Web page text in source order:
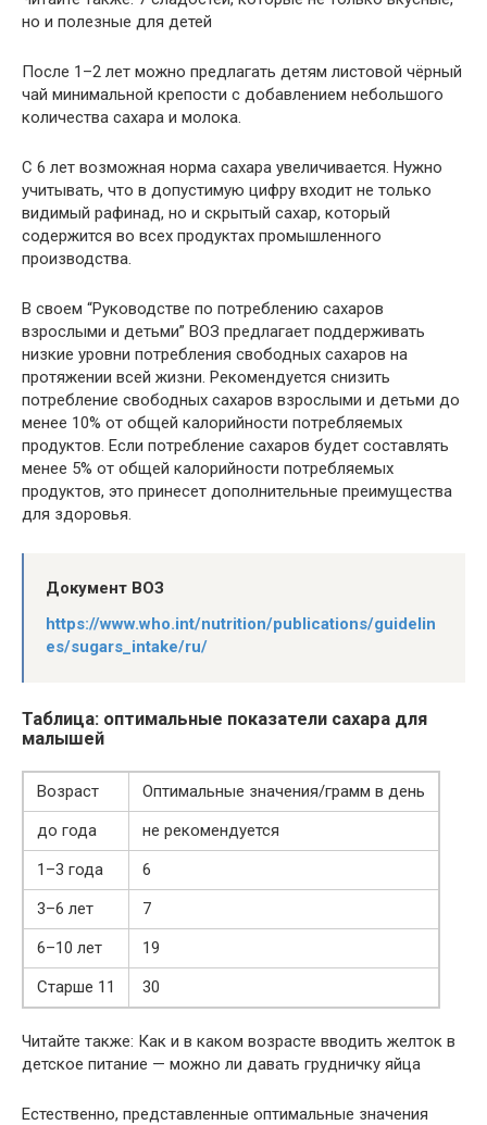
но и полезные для детей
После 1–2 лет можно предлагать детям листовой чёрный
чай минимальной крепости с добавлением небольшого
количества сахара и молока.
С 6 лет возможная норма сахара увеличивается. Нужно
учитывать, что в допустимую цифру входит не только
видимый рафинад, но и скрытый сахар, который
содержится во всех продуктах промышленного
производства.
В своем “Руководстве по потреблению сахаров
взрослыми и детьми” ВОЗ предлагает поддерживать
низкие уровни потребления свободных сахаров на
протяжении всей жизни. Рекомендуется снизить
потребление свободных сахаров взрослыми и детьми до
менее 10% от общей калорийности потребляемых
продуктов. Если потребление сахаров будет составлять
менее 5% от общей калорийности потребляемых
продуктов, это принесет дополнительные преимущества
для здоровья.
Документ ВОЗ
https://www.who.int/nutrition/publications/guidelin
es/sugars_intake/ru/
Таблица: оптимальные показатели сахара для
малышей
Возраст
Оптимальные значения/грамм в день
до года
не рекомендуется
1–3 года
6
3–6 лет
7
6–10 лет
19
Старше 11
30
Читайте также: Как и в каком возрасте вводить желток в
детское питание — можно ли давать грудничку яйца
Естественно, представленные оптимальные значения